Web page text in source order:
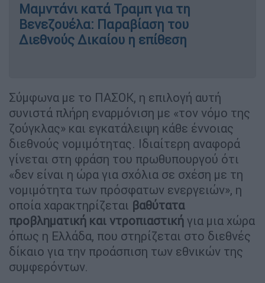
Μαμντάνι κατά Τραμπ για τη
Βενεζουέλα: Παραβίαση του
Διεθνούς Δικαίου η επίθεση
Σύμφωνα με το ΠΑΣΟΚ, η επιλογή αυτή
συνιστά πλήρη εναρμόνιση με «τον νόμο της
ζούγκλας» και εγκατάλειψη κάθε έννοιας
διεθνούς νομιμότητας. Ιδιαίτερη αναφορά
γίνεται στη φράση του πρωθυπουργού ότι
«δεν είναι η ώρα για σχόλια σε σχέση με τη
νομιμότητα των πρόσφατων ενεργειών», η
οποία χαρακτηρίζεται βαθύτατα
προβληματική και ντροπιαστική για μια χώρα
όπως η Ελλάδα, που στηρίζεται στο διεθνές
δίκαιο για την προάσπιση των εθνικών της
συμφερόντων.